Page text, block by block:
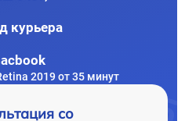
курьера
2019 от 35 минут
со